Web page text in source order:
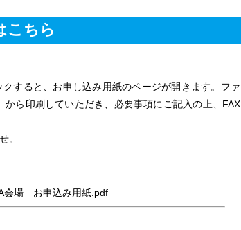
こちら
すると、お申し込み用紙のページが開きます。ファ
ら印刷していただき、必要事項にご記入の上、FAX
。
会場 お申込み用紙.pdf